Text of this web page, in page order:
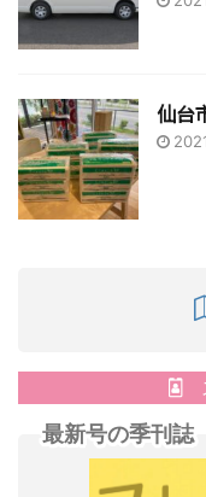
仙台
最新号の季刊誌